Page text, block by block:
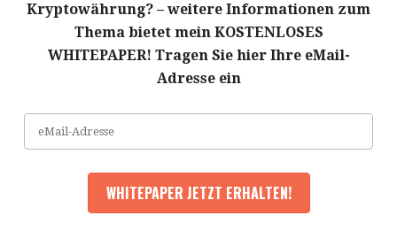
Kryptowährung? – weitere Informationen zum
Thema bietet mein KOSTENLOSES
WHITEPAPER! Tragen Sie hier Ihre eMail-
Adresse ein